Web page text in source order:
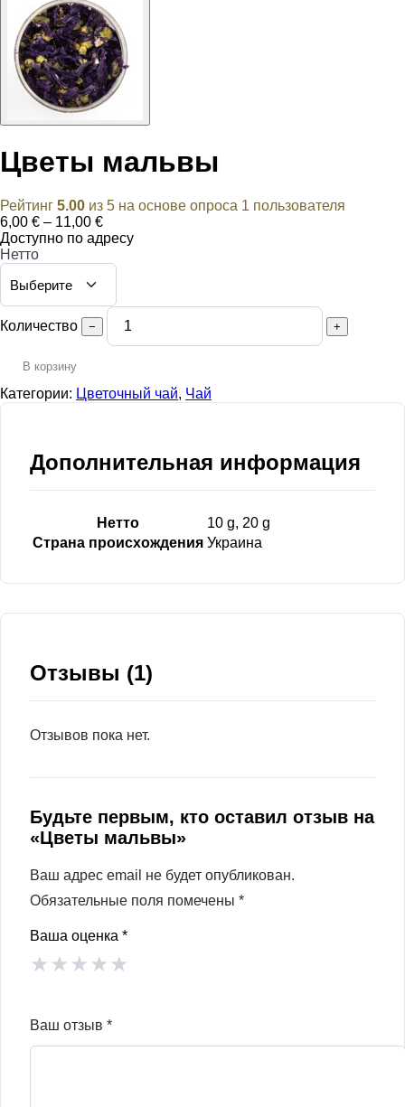
Цветы мальвы
Рейтинг 5.00 из 5 на основе опроса 1 пользователя
6,00 € – 11,00 €Диапазон
цен:
Доступно по адресу
Нетто
Количество − +
В корзину
Категории: Цветочный чай, Чай
Дополнительная информация
Нетто
10 g, 20 g
Страна происхождения Украина
Отзывы (1)
Отзывов пока нет.
Будьте первым, кто оставил отзыв на
«Цветы мальвы»
Ваш адрес email не будет опубликован.
Обязательные поля помечены *
Ваша оценка *
★★★★★
Ваш отзыв *